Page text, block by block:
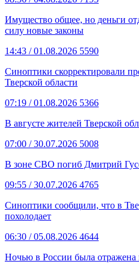
Имущество общее, но деньги
силу новые законы
14:43 / 01.08.2026 5590
Синоптики скорректировали
Тверской области
07:19 / 01.08.2026 5366
В августе жителей Тверской
07:00 / 30.07.2026 5008
В зоне СВО погиб Дмитрий
09:55 / 30.07.2026 4765
Синоптики сообщили, что в
похолодает
06:30 / 05.08.2026 4644
Ночью в России была